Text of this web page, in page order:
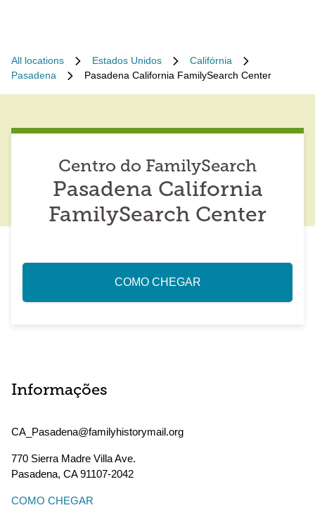
All locations Estados Unidos
Califórnia
Pasadena
Pasadena California FamilySearch Center
Centro do FamilySearch
Pasadena California
FamilySearch Center
COMO CHEGAR
Informações
CA_Pasadena@familyhistorymail.org
770 Sierra Madre Villa Ave.
Pasadena, CA91107-2042
COMO CHEGAR